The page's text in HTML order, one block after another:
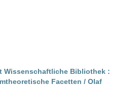
Wissenschaftliche Bibliothek :
Facetten / Olaf